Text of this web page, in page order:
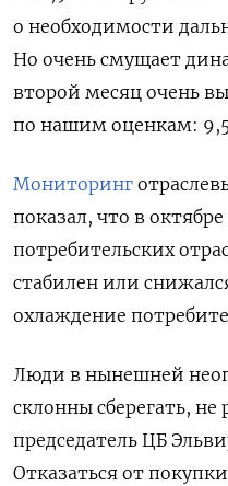
о необходимости
Но очень смущает
второй месяц очень
по нашим оценкам:
Мониторинг
показал, что в
потребительских
стабилен или
охлаждение
Люди в нынешней
склонны сберегать, не
председатель ЦБ
Отказаться от